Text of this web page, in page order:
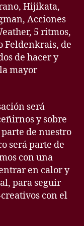
Hijikata,
Acciones
5 ritmos,
Feldenkrais, de
de hacer y
mayor
será
y sobre
de nuestro
será parte de
con una
en calor y
para seguir
con el